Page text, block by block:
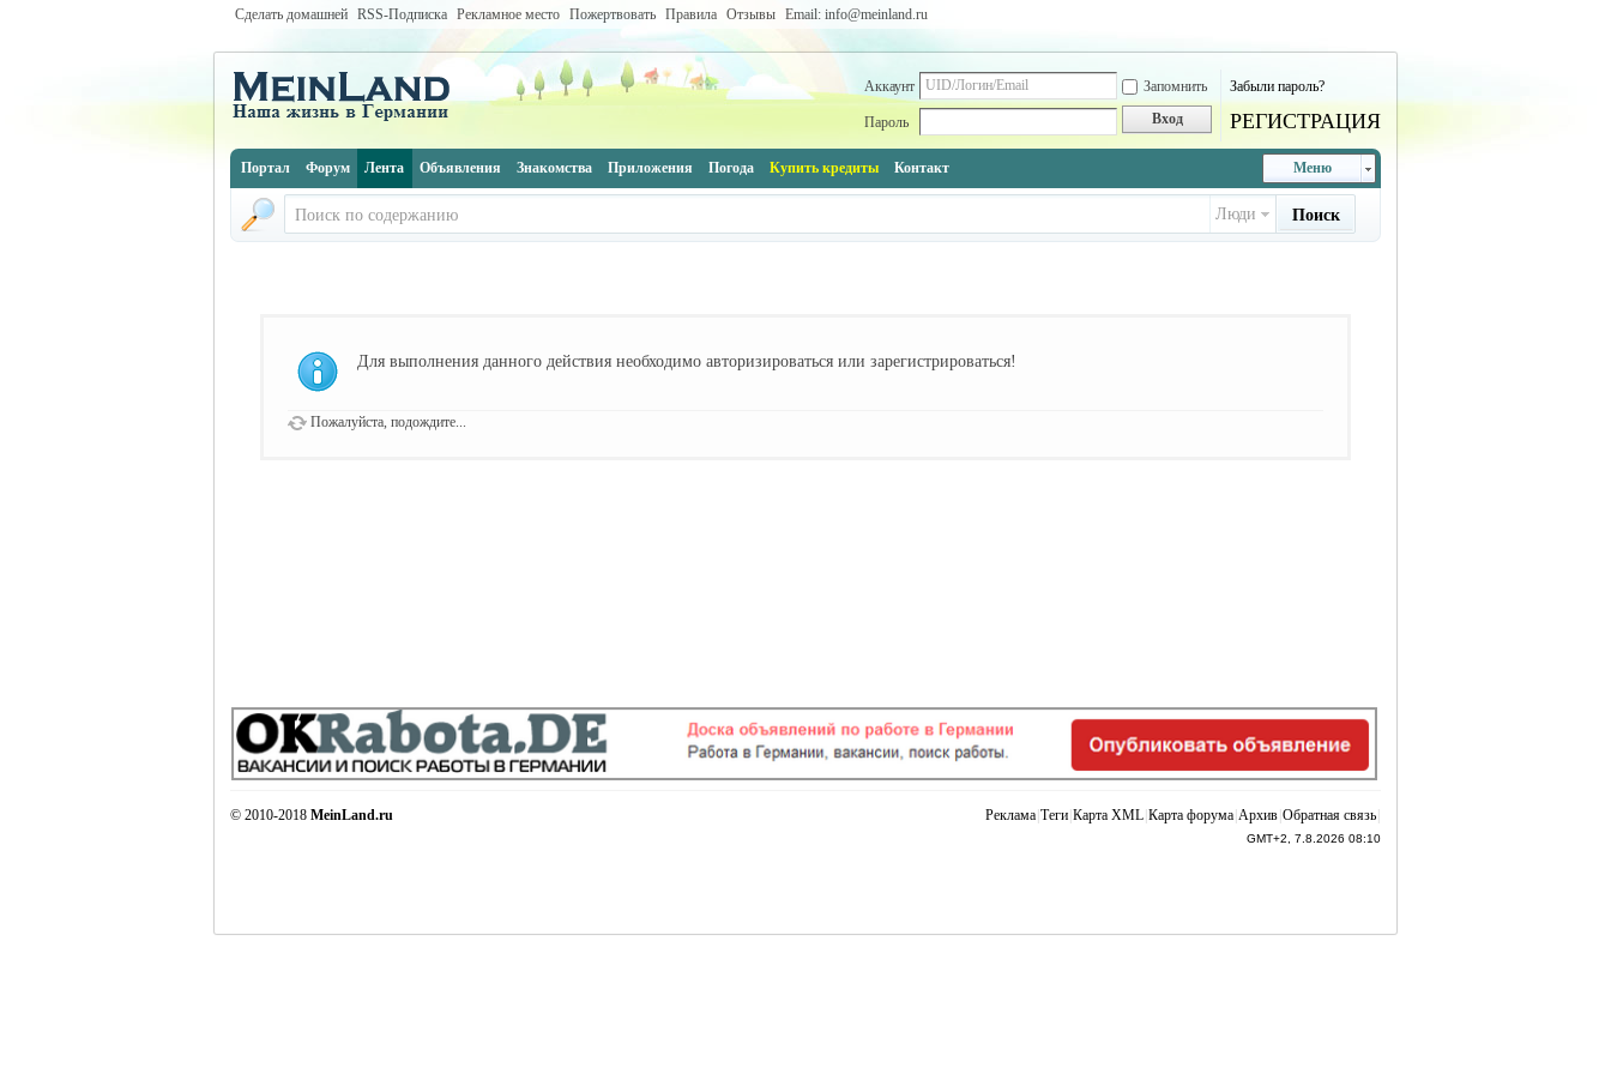
Сделать домашней RSS-Подписка Рекламное место Пожертвовать Правила Отзывы Email: info@meinland.ru
Аккаунт Запомнить Забыли пароль?
Пароль Вход РЕГИСТРАЦИЯ
Меню
Портал Форум Лента Объявления Знакомства Приложения Погода Купить кредиты Контакт
Люди Поиск
Для выполнения данного действия необходимо авторизироваться или зарегистрироваться!
Пожалуйста, подождите...
Реклама Теги Карта XML Карта форума Архив Обратная связь
GMT+2, 7.8.2026 08:10
© 2010-2018 MeinLand.ru